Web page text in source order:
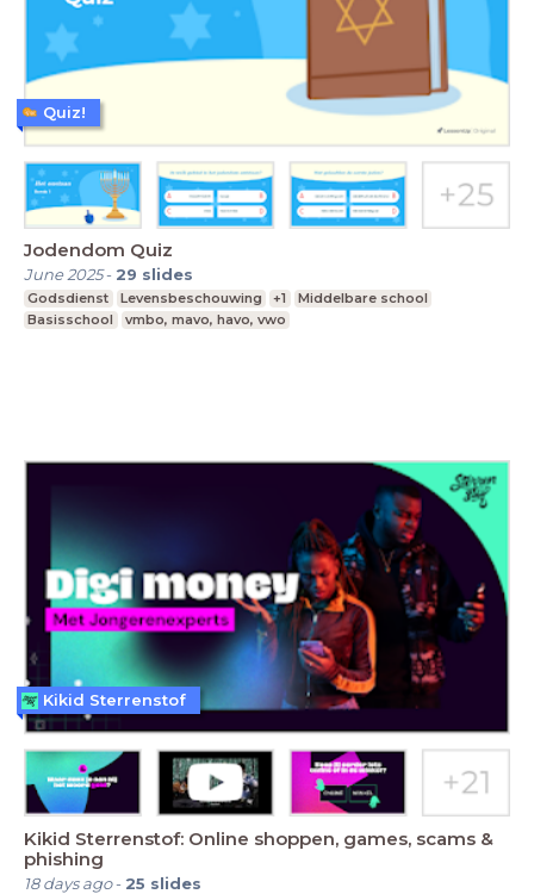
Jodendom Quiz
June 2025- 29 slides
Godsdienst Levensbeschouwing +1
Middelbare school
Basisschool
vmbo, mavo, havo, vwo
Quiz!
Kikid Sterrenstof: Online shoppen, games, scams &
phishing
18 days ago- 25 slides
Kikid Sterrenstof